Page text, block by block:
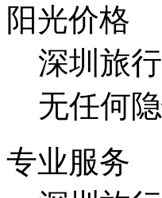
阳光价格
深圳旅
无任何
专业服务